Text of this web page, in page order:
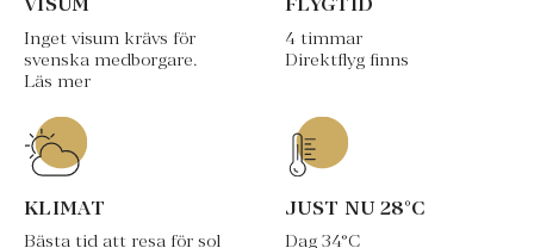
Inget visum krävs för
svenska medborgare.
Läs mer
4 timmar
Direktflyg finns
KLIMAT
Bästa tid att resa för sol
JUST NU 28°C
Dag 34°C